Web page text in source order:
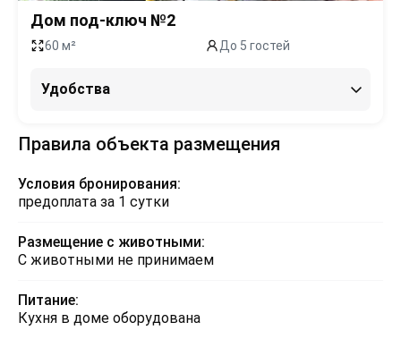
Дом под-ключ №2
60 м² До 5 гостей
Удобства
Правила объекта размещения
Условия бронирования:
предоплата за 1 сутки
Размещение с животными:
С животными не принимаем
Питание:
Кухня в доме оборудована